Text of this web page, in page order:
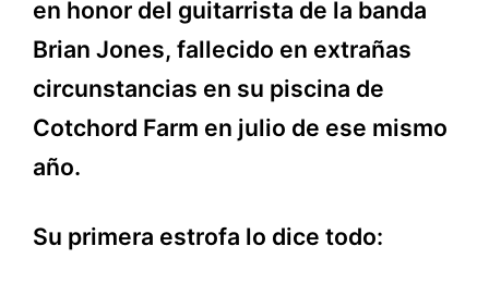
en honor del guitarrista de la banda
Brian Jones, fallecido en extrañas
circunstancias en su piscina de
Cotchord Farm en julio de ese mismo
año.
Su primera estrofa lo dice todo: